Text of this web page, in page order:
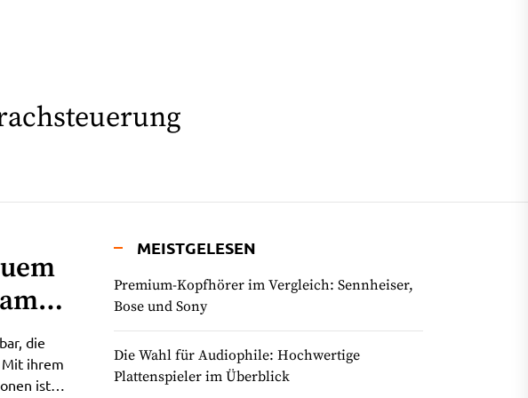
für
die
ihrem
ist
MEISTGELESEN
Premium-Kopfhörer im Vergleich: Sennheiser,
Bose und Sony
Die Wahl für Audiophile: Hochwertige
Plattenspieler im Überblick